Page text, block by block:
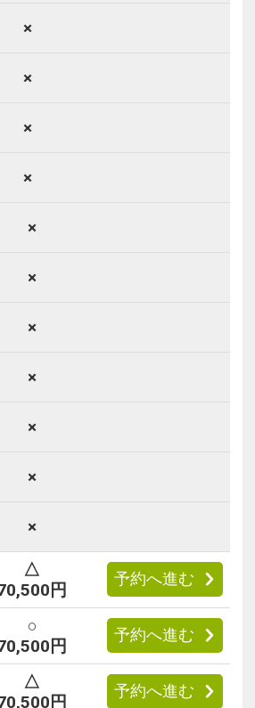
×
×
×
×
×
×
×
×
×
×
×
△
円
予約へ進む
○
円
予約へ進む
△
円
予約へ進む